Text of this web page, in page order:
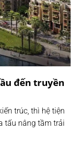
đến truyền
trúc, thì hệ tiện
tấu nâng tầm trải